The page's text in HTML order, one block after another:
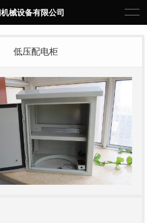
械设备有限公司
低压配电柜